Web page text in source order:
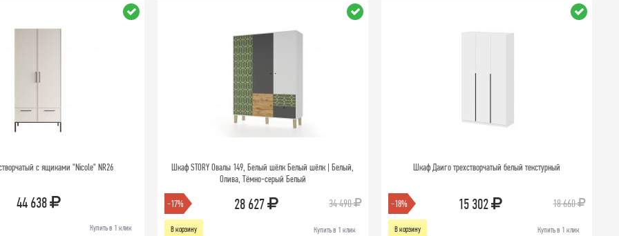
с ящиками "Nicole" NR26
44 638
Купить в 1 клик
Шкаф STORY Овалы 149, Белый шёлк Белый шёлк | Белый,
Олива, Тёмно-серый Белый
-17% 28 627 34 490
В корзину Купить в 1 клик
Шкаф Даиго трехстворчатый белый текстурный
-18% 15 302 18 660
В корзину Купить в 1 клик